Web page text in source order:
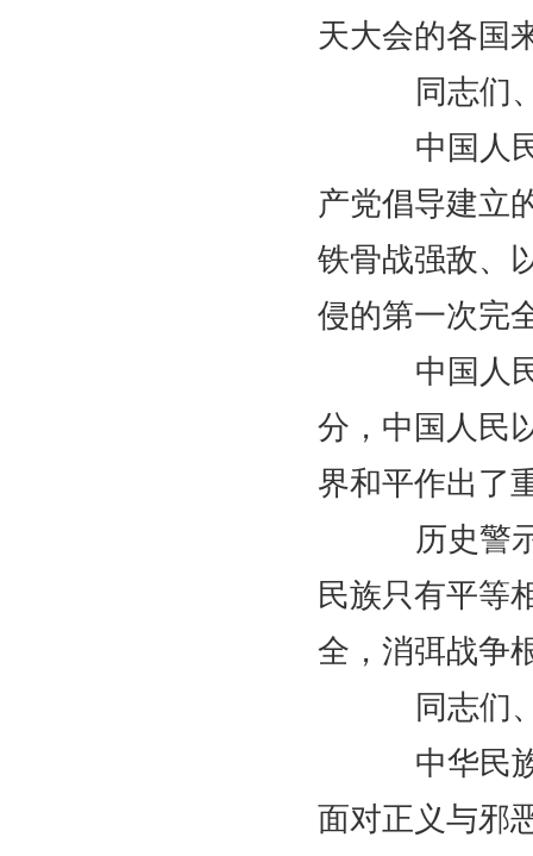
天大会的各国
同志们、
中国人民
产党倡导建立
铁骨战强敌、
侵的第一次完
中国人民
分，中国人民
界和平作出了
历史警示
民族只有平等
全，消弭战争
同志们、
中华民族
面对正义与邪